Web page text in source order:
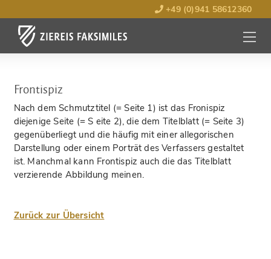
+49 (0)941 58612360
MENÜ
Frontispiz
Nach dem Schmutztitel (= Seite 1) ist das Fronispiz
diejenige Seite (= S eite 2), die dem Titelblatt (= Seite 3)
gegenüberliegt und die häufig mit einer allegorischen
Darstellung oder einem Porträt des Verfassers gestaltet
ist. Manchmal kann Frontispiz auch die das Titelblatt
verzierende Abbildung meinen.
Zurück zur Übersicht